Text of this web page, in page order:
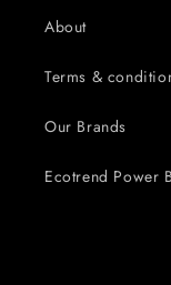
About
Terms &
Our Brands
Ecotrend Power